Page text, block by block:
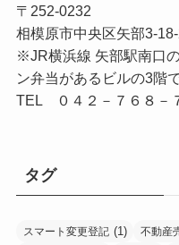
〒252-0232
相模原市中央区矢部3-
※JR横浜線 矢部駅南口
ン弁当があるビルの3階で
TEL ０４２－７６８－
タグ
スマート変更登記 (1) 不動産